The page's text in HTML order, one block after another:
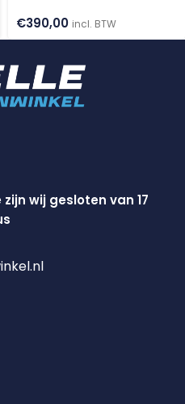
€390,00 incl. BTW
wij gesloten van 17